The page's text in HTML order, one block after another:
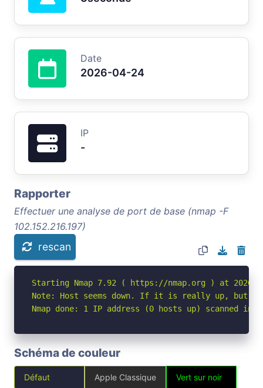
Date
2026-04-24
IP
-
Rapporter
Effectuer une analyse de port de base (nmap -F
102.152.216.197)
rescan
Starting Nmap 7.92 ( https://nmap.org ) at 2026-
Note: Host seems down. If it is really up, but
Nmap done: 1 IP address (0 hosts up) scanned in
Schéma de couleur
Défaut Apple Classique Vert sur noir